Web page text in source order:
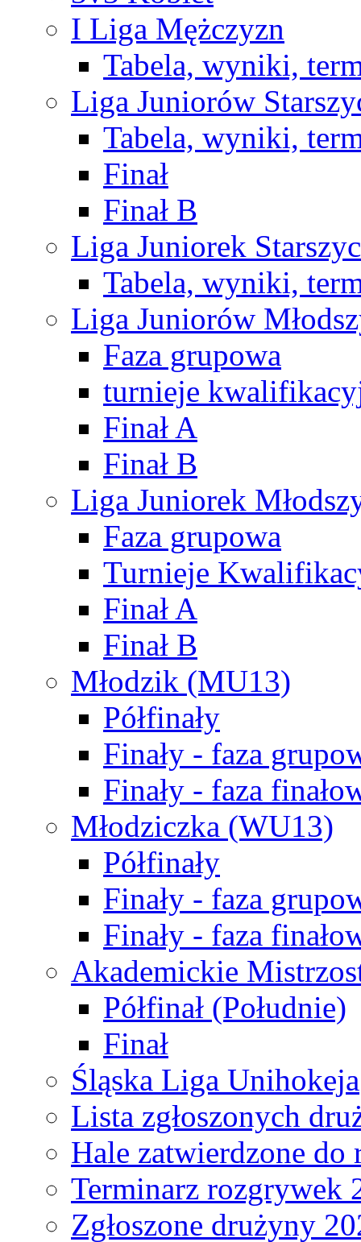
I Liga Mężczyzn
Tabela, wyniki,
Liga Juniorów
Tabela, wyniki,
Finał
Finał B
Liga Juniorek
Tabela, wyniki,
Liga Juniorów
Faza grupowa
turnieje
Finał A
Finał B
Liga Juniorek
Faza grupowa
Turnieje
Finał A
Finał B
Młodzik (MU13)
Półfinały
Finały - faza
Finały - faza
Młodziczka (WU13)
Półfinały
Finały - faza
Finały - faza
Akademickie
Półfinał (Południe)
Finał
Śląska Liga Unihokeja
Lista zgłoszonych
Hale zatwierdzone do
Terminarz rozgrywek
Zgłoszone drużyny